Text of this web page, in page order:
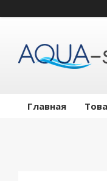
Главная